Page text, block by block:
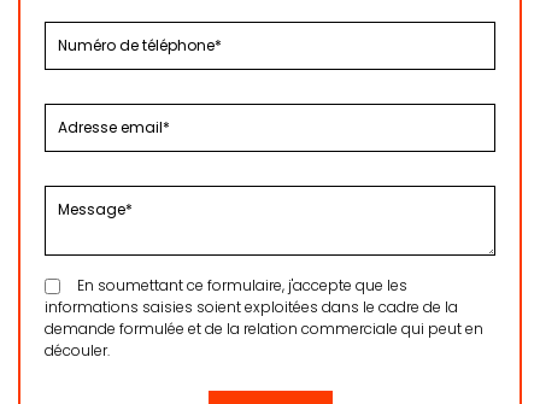
En soumettant ce formulaire, j'accepte que les
informations saisies soient exploitées dans le cadre de la
demande formulée et de la relation commerciale qui peut en
découler.